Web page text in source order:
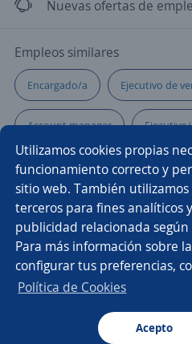
Utilizamos cookies propias
funcionamiento correcto y
sitio web. También utilizamos
terceros para fines analíticos
publicidad relacionada
Para más información sobre
configurar tus preferencias,
Política de Cookies
Acepto
Nuevas ofertas de
Empleos similares
Encargado/a Ejecutivo de
Account manager
Comercial responsable zona
Ejecutivo/a comercial
Gerente tienda Supervisor/
Community manager
Buscar es más
CT App
Navegador